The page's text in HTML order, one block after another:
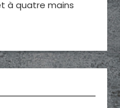
à quatre mains